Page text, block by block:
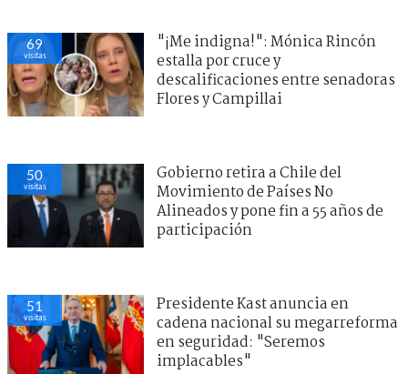
67
visitas
"¡Me indigna!": Mónica Rincón
estalla por cruce y
descalificaciones entre senadoras
Flores y Campillai
52
visitas
Gobierno retira a Chile del
Movimiento de Países No
Alineados y pone fin a 55 años de
participación
43
visitas
Presidente Kast anuncia en
cadena nacional su megarreforma
en seguridad: "Seremos
implacables"